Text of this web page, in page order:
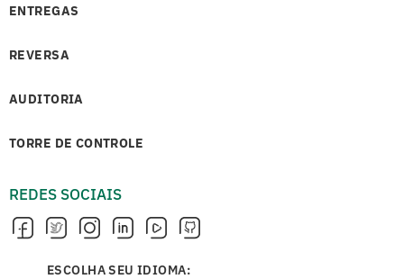
ENTREGAS
REVERSA
AUDITORIA
TORRE DE CONTROLE
REDES SOCIAIS
ESCOLHA SEU IDIOMA: